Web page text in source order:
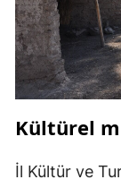
Kültürel
İl Kültür ve